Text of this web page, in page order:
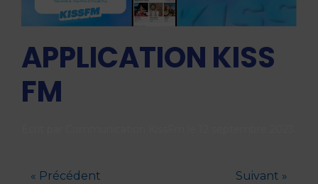
APPLICATION KISS
FM
« Précédent Suivant »